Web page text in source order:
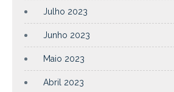
Julho 2023
Junho 2023
Maio 2023
Abril 2023